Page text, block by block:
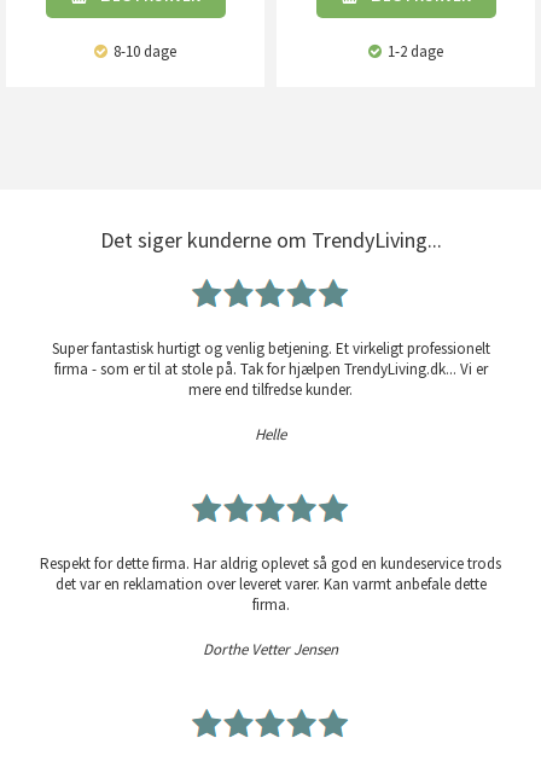
8-10 dage 1-2 dage
Det siger kunderne om TrendyLiving...
Super fantastisk hurtigt og venlig betjening. Et virkeligt professionelt
firma - som er til at stole på. Tak for hjælpen TrendyLiving.dk... Vi er
mere end tilfredse kunder.
Helle
Respekt for dette firma. Har aldrig oplevet så god en kundeservice trods
det var en reklamation over leveret varer. Kan varmt anbefale dette
firma.
Dorthe Vetter Jensen